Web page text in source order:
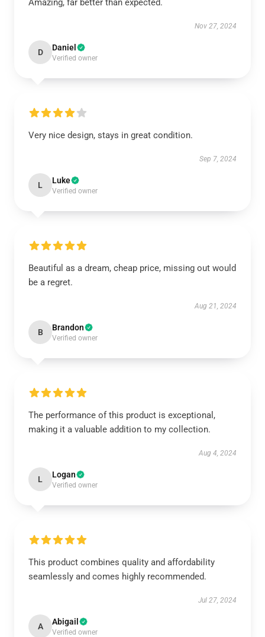
Amazing, far better than expected.
Nov 27, 2024
D Daniel
Verified owner
Very nice design, stays in great condition.
Sep 7, 2024
L Luke
Verified owner
Beautiful as a dream, cheap price, missing out would
be a regret.
Aug 21, 2024
B Brandon
Verified owner
The performance of this product is exceptional,
making it a valuable addition to my collection.
Aug 4, 2024
L Logan
Verified owner
This product combines quality and affordability
seamlessly and comes highly recommended.
Jul 27, 2024
A Abigail
Verified owner